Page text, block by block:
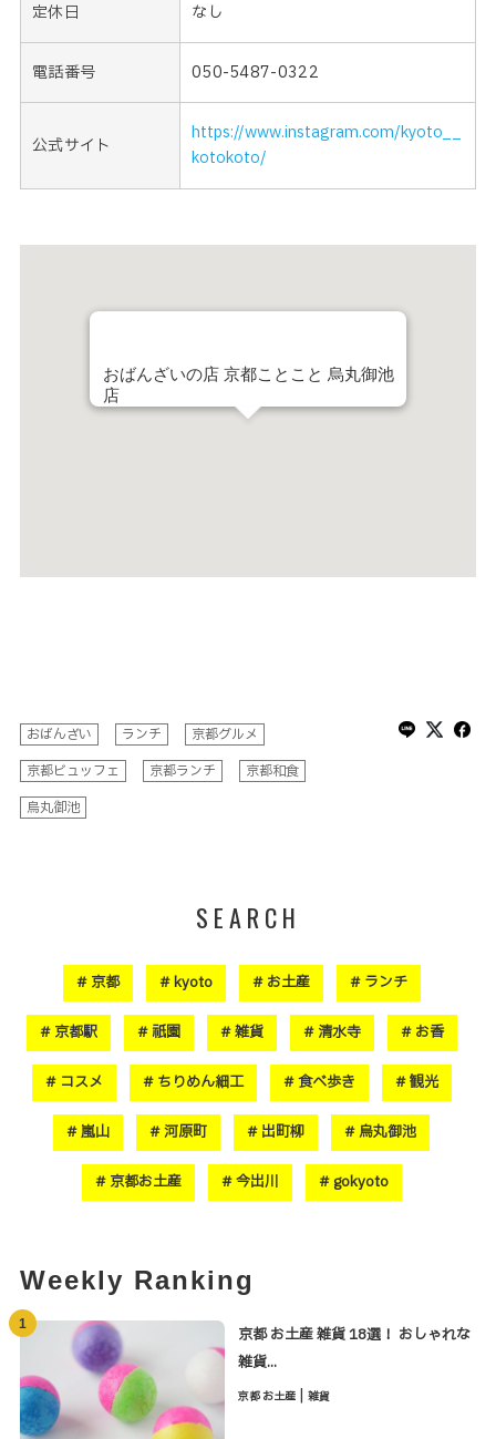
定休日 なし
電話番号 050-5487-0322
公式サイト
https://www.instagram.com/kyoto__
kotokoto/
おばんざいの店 京都ことこと 烏丸御池
店
おばんざい ランチ
京都グルメ
京都ビュッフェ
京都ランチ
京都和食
烏丸御池
SEARCH
京都 kyoto お土産 ランチ
京都駅 祇園 雑貨 清水寺 お香
コスメ ちりめん細工 食べ歩き 観光
嵐山 河原町 出町柳 烏丸御池
京都お土産 今出川 gokyoto
Weekly Ranking
1
京都 お土産 雑貨 18選！ おしゃれな
雑貨...
京都 お土産 | 雑貨